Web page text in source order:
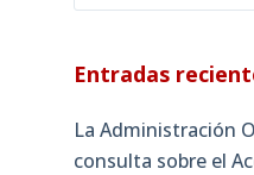
Entradas
La Administración
consulta sobre el